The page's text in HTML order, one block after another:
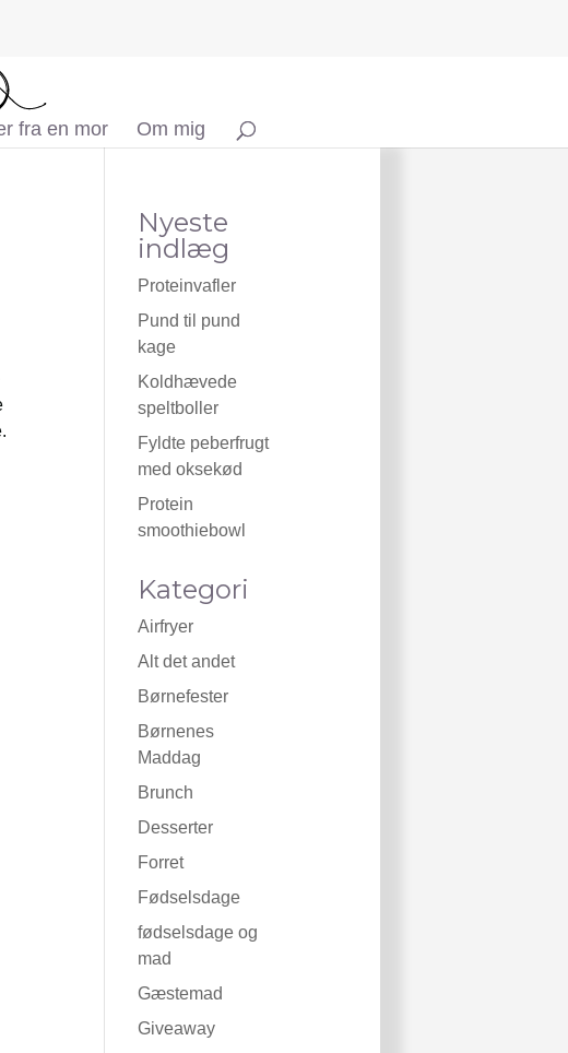
fra en mor Om mig
Nyeste
indlæg
Proteinvafler
Pund til pund
kage
Koldhævede
speltboller
Fyldte peberfrugt
med oksekød
Protein
smoothiebowl
Kategori
Airfryer
Alt det andet
Børnefester
Børnenes
Maddag
Brunch
Desserter
Forret
Fødselsdage
fødselsdage og
mad
Gæstemad
Giveaway